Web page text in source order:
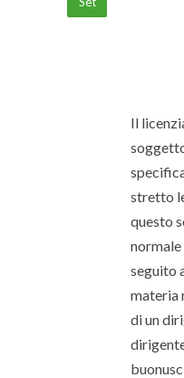
Il
stretto
questo
normale
seguito
materia
di un